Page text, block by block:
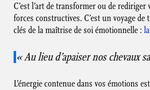
C’est l’art de transformer ou de
forces constructives. C’est un voyage
clés de la maîtrise de soi émotionnelle :
« Au lieu d’apaiser nos chevaux
L’énergie contenue dans vos émotions